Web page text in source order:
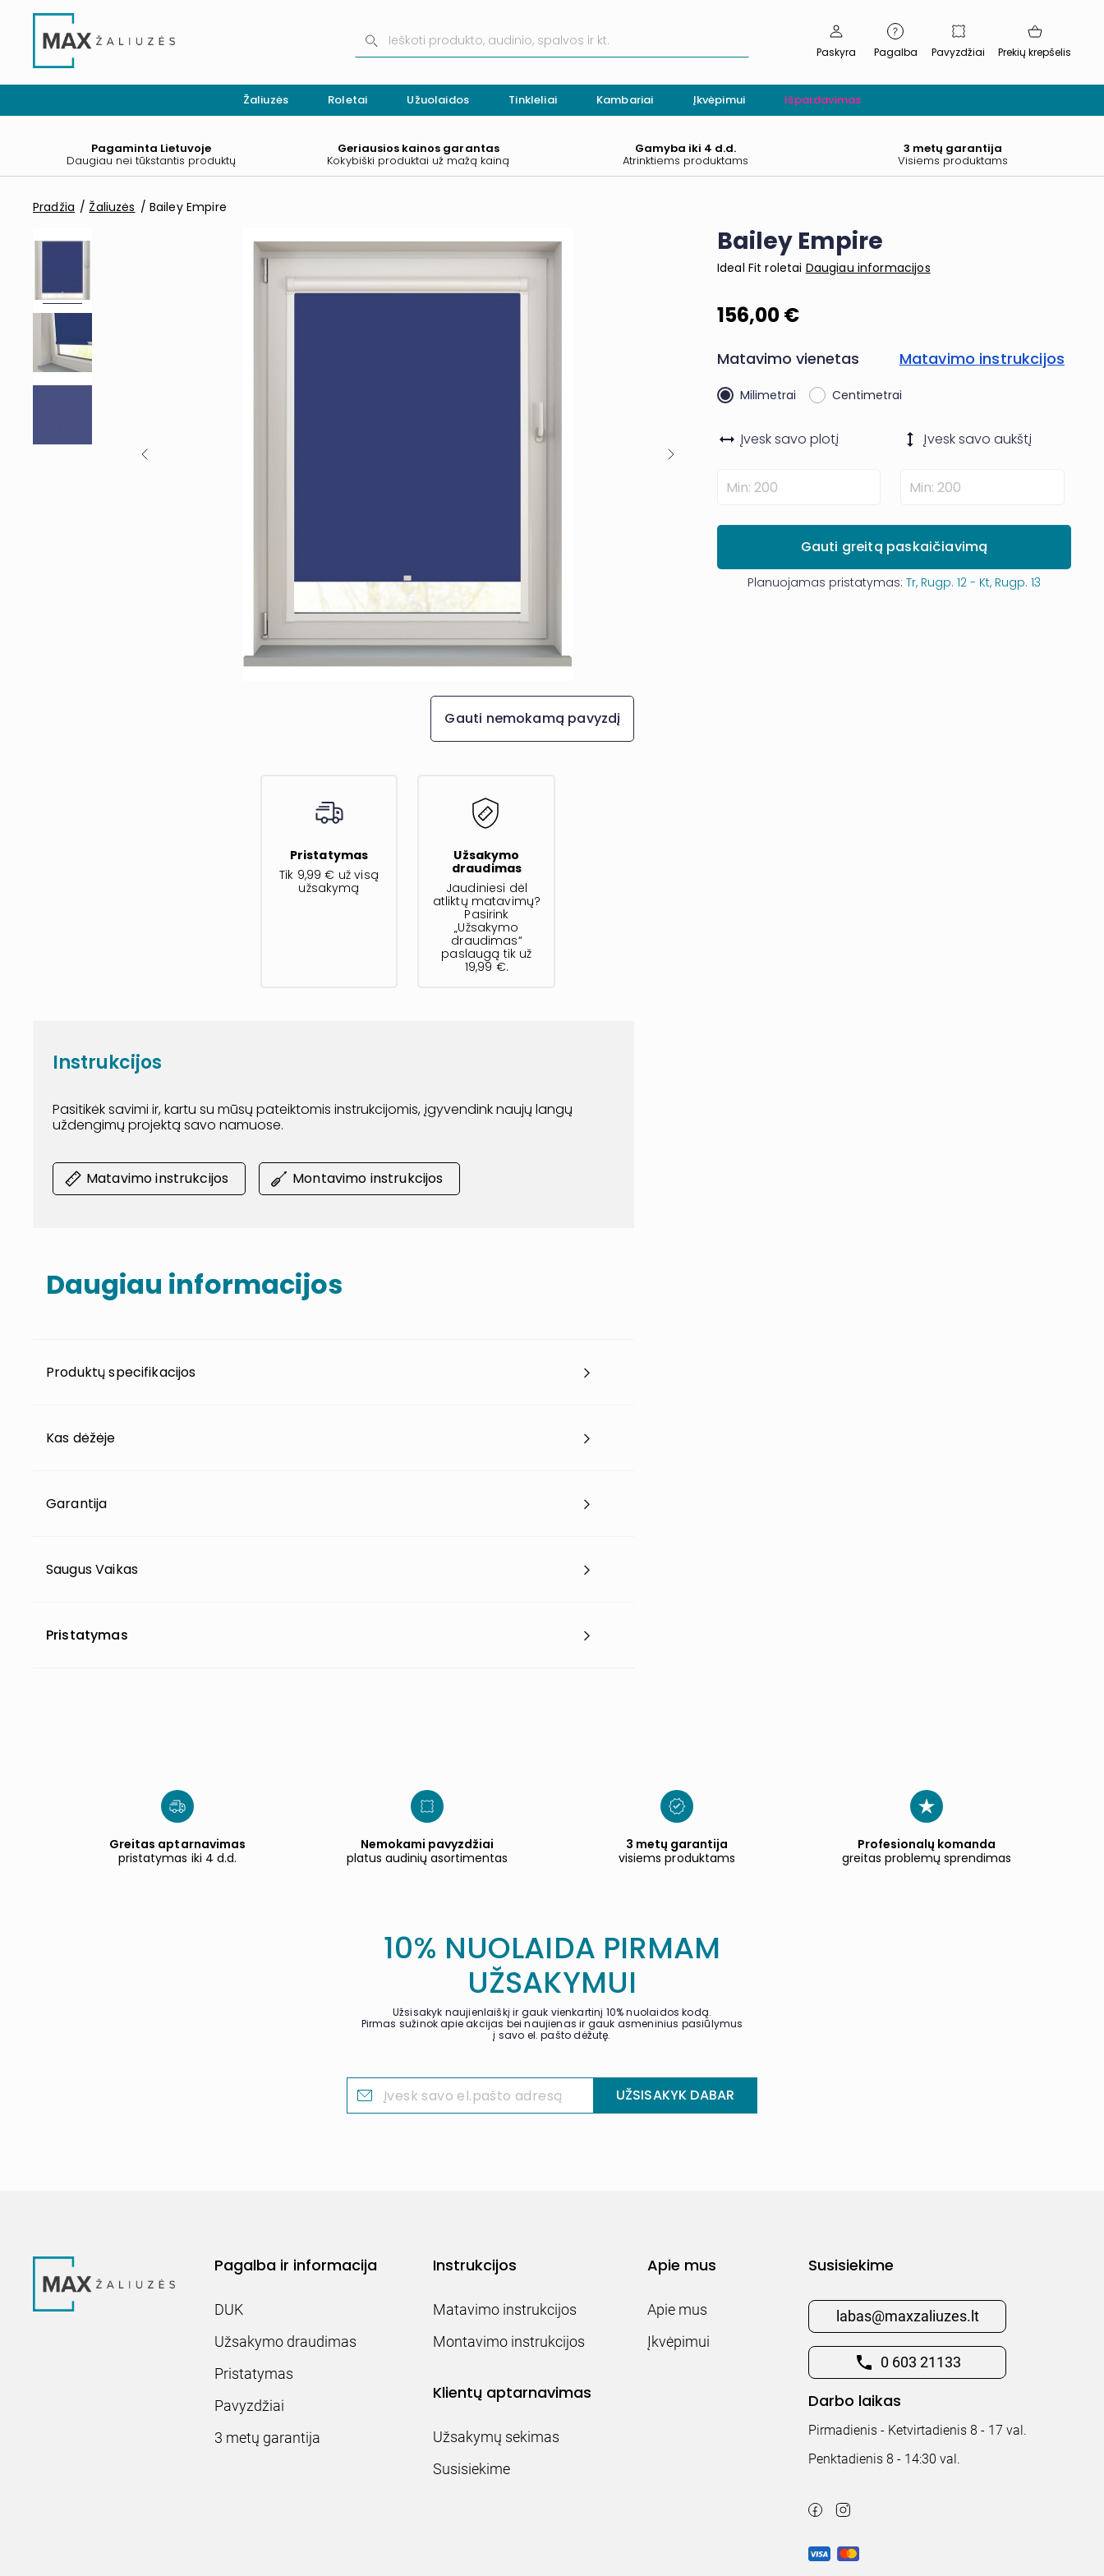
Paskyra Pagalba Pavyzdžiai Prekių krepšelis
Žaliuzės Roletai Užuolaidos Tinkleliai Kambariai Įkvėpimui Išpardavimas
Pagaminta Lietuvoje
Daugiau nei tūkstantis produktų
Geriausios kainos garantas
Kokybiški produktai už mažą kainą
Gamyba iki 4 d.d.
Atrinktiems produktams
3 metų garantija
Visiems produktams
Pradžia Žaliuzės Bailey Empire
Gauti nemokamą pavyzdį
Bailey Empire
Ideal Fit roletai Daugiau informacijos
156,00 €
Matavimo vienetas Matavimo instrukcijos
Milimetrai Centimetrai
Įvesk savo plotį Įvesk savo aukštį
Gauti greitą paskaičiavimą
Planuojamas pristatymas: Tr, Rugp. 12 - Kt, Rugp. 13
Pristatymas
Tik 9,99 € už visą
užsakymą
Užsakymo
draudimas
Jaudiniesi dėl
atliktų matavimų?
Pasirink
„Užsakymo
draudimas“
paslaugą tik už
19,99 €.
Instrukcijos
Pasitikėk savimi ir, kartu su mūsų pateiktomis instrukcijomis, įgyvendink naujų langų
uždengimų projektą savo namuose.
Matavimo instrukcijos Montavimo instrukcijos
Daugiau informacijos
Produktų specifikacijos
Kas dėžėje
Garantija
Saugus Vaikas
Pristatymas
Greitas aptarnavimas
pristatymas iki 4 d.d.
Nemokami pavyzdžiai
platus audinių asortimentas
3 metų garantija
visiems produktams
Profesionalų komanda
greitas problemų sprendimas
10% NUOLAIDA PIRMAM
UŽSAKYMUI
Užsisakyk naujienlaiškį ir gauk vienkartinį 10% nuolaidos kodą.
Pirmas sužinok apie akcijas bei naujienas ir gauk asmeninius pasiūlymus
į savo el. pašto dėžutę.
UŽSISAKYK DABAR
Pagalba ir informacija
DUK
Užsakymo draudimas
Pristatymas
Pavyzdžiai
3 metų garantija
Instrukcijos
Matavimo instrukcijos
Montavimo instrukcijos
Klientų aptarnavimas
Užsakymų sekimas
Susisiekime
Apie mus
Apie mus
Įkvėpimui
Susisiekime
labas@maxzaliuzes.lt
0 603 21133
Darbo laikas
Pirmadienis - Ketvirtadienis 8 - 17 val.
Penktadienis 8 - 14:30 val.